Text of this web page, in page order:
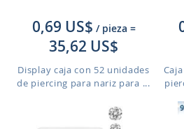
0,69 US$ / pieza =
35,62 US$
Display caja con 52 unidades
de piercing para nariz para ...